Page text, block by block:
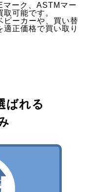
マーク、ASTMマー
可能です。
ビーカーや、買い替
正価格で買い取り
ばれる